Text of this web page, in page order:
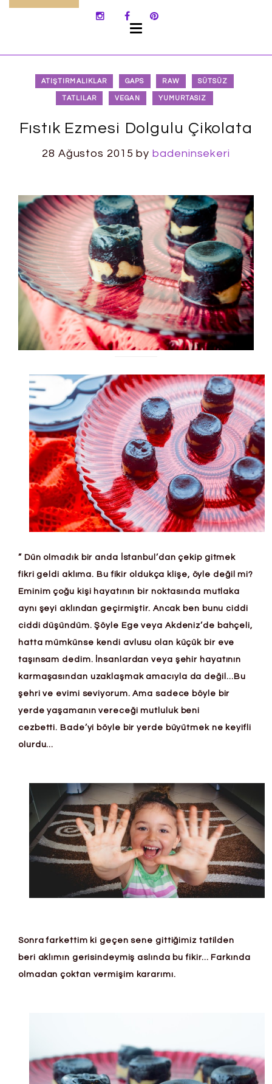
ATIŞTIRMALIKLAR GAPS RAW SÜTSÜZ
TATLILAR VEGAN YUMURTASIZ
Fıstık Ezmesi Dolgulu Çikolata
28 Ağustos 2015 bybadeninsekeri
” Dün olmadık bir anda İstanbul’dan çekip gitmek
fikri geldi aklıma. Bu fikir oldukça klişe, öyle değil mi?
Eminim çoğu kişi hayatının bir noktasında mutlaka
aynı şeyi aklından geçirmiştir. Ancak ben bunu ciddi
ciddi düşündüm. Şöyle Ege veya Akdeniz’de bahçeli,
hatta mümkünse kendi avlusu olan küçük bir eve
taşınsam dedim. İnsanlardan veya şehir hayatının
karmaşasından uzaklaşmak amacıyla da değil…Bu
şehri ve evimi seviyorum. Ama sadece böyle bir
yerde yaşamanın vereceği mutluluk beni
cezbetti. Bade’yi böyle bir yerde büyütmek ne keyifli
olurdu…
Sonra farkettim ki geçen sene gittiğimiz tatilden
beri aklımın gerisindeymiş aslında bu fikir… Farkında
olmadan çoktan vermişim kararımı.